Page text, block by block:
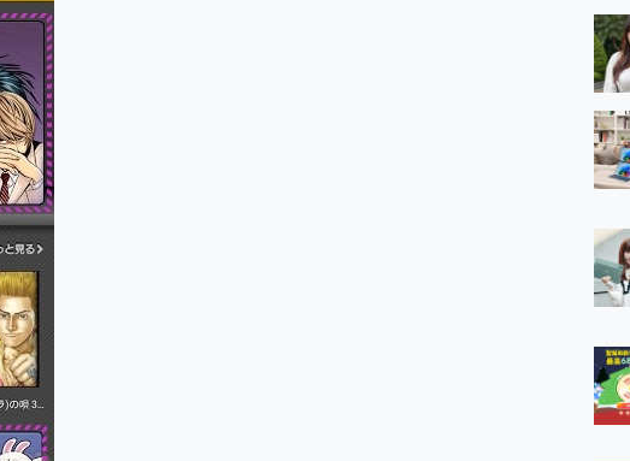
強吸力與超好用的隱磁支架 O-ONE MAG 最會吸的行動電源 開箱 評測
及 moto g37 power上市，登錄在送飛利浦氣炸鍋
Liberty 5 Pro Max，有螢幕的耳機會是智商稅嗎?
Me Time，加碼愛奇藝黃金雙周卡體驗，專案價最低 NT$0 起
x MOLLY Limited Edition 限量版開賣，攜手味全龍進駐大巨蛋萬人盛典